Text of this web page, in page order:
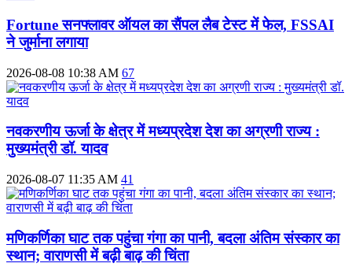
Fortune सनफ्लावर ऑयल का सैंपल लैब टेस्ट में फेल, FSSAI
ने जुर्माना लगाया
2026-08-08 10:38 AM 67
नवकरणीय ऊर्जा के क्षेत्र में मध्यप्रदेश देश का अग्रणी राज्य :
मुख्यमंत्री डॉ. यादव
2026-08-07 11:35 AM 41
मणिकर्णिका घाट तक पहुंचा गंगा का पानी, बदला अंतिम संस्कार का
स्थान; वाराणसी में बढ़ी बाढ़ की चिंता